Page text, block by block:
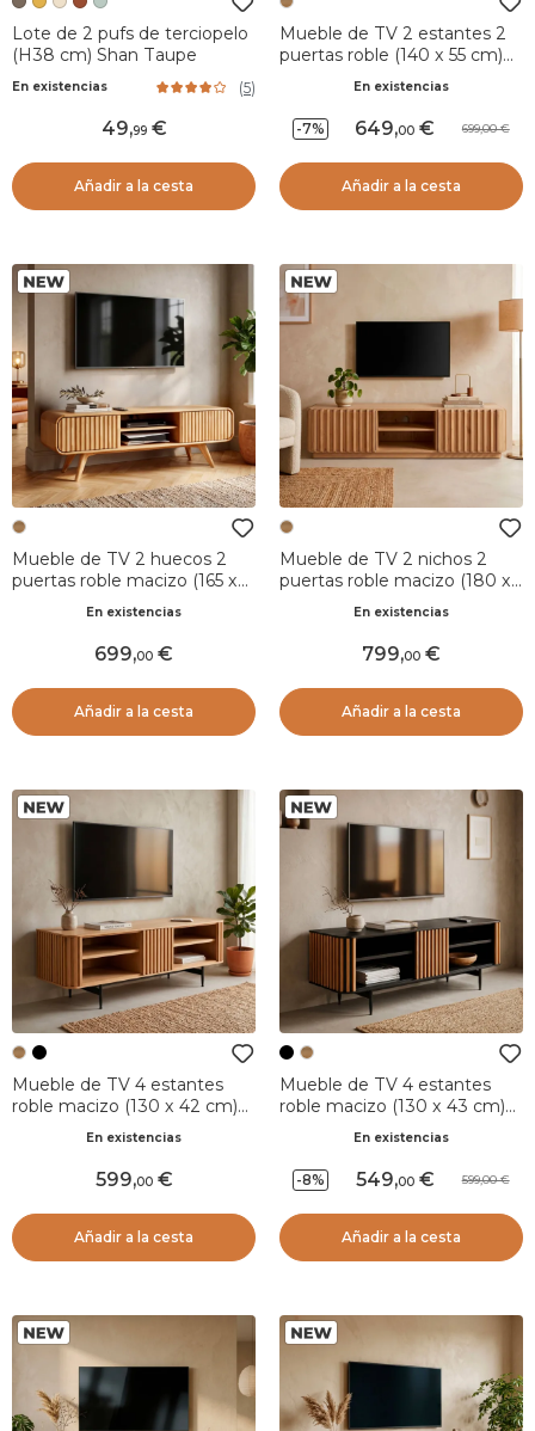
Lote de 2 pufs de terciopelo
(H38 cm) Shan Taupe
En existencias (5)
49,99
Añadir a la cesta
Mueble de TV 2 estantes 2
puertas roble (140 x 55 cm)
En existencias
-7% 649,00 699,00
Añadir a la cesta
Mueble de TV 2 huecos 2
puertas roble macizo (165 x
En existencias
699,00
Añadir a la cesta
Mueble de TV 2 nichos 2
puertas roble macizo (180 x
En existencias
799,00
Añadir a la cesta
Mueble de TV 4 estantes
roble macizo (130 x 42 cm)
En existencias
599,00
Añadir a la cesta
Mueble de TV 4 estantes
roble macizo (130 x 43 cm)
En existencias
-8% 549,00 599,00
Añadir a la cesta